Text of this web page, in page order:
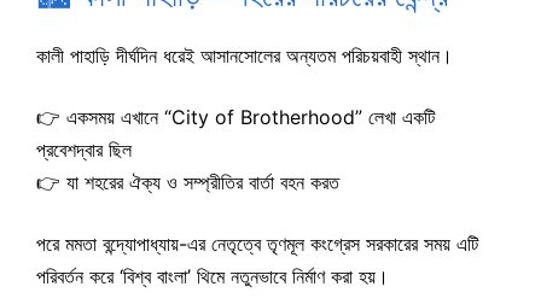
কালী পাহাড়ি দীর্ঘদিন ধরেই আসানসোলের অন্যতম পরিচয়বাহী স্থান।
👉 একসময় এখানে “City of Brotherhood” লেখা একটি
প্রবেশদ্বার ছিল
👉 যা শহরের ঐক্য ও সম্প্রীতির বার্তা বহন করত
পরে মমতা বন্দ্যোপাধ্যায়-এর নেতৃত্বে তৃণমূল কংগ্রেস সরকারের সময় এটি
পরিবর্তন করে ‘বিশ্ব বাংলা’ থিমে নতুনভাবে নির্মাণ করা হয়।